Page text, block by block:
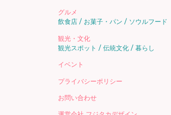
グルメ
飲食店
お菓子・パン ソウルフード
観光・文化
観光スポット
伝統文化 暮らし
イベント
プライバシーポリシー
お問い合わせ